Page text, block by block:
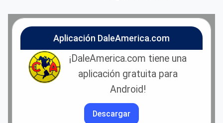
Aplicación DaleAmerica.com
¡DaleAmerica.com tiene una
aplicación gratuita para
Android!
Descargar